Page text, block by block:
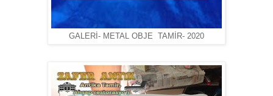
GALERİ- METAL OBJE TAMİR- 2020